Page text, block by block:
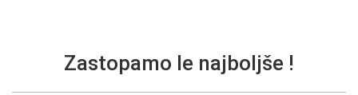
Zastopamo le najboljše !